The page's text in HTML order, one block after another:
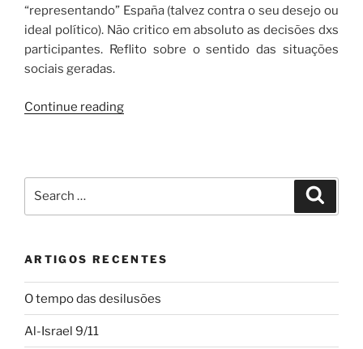
“representando” España (talvez contra o seu desejo ou
ideal político). Não critico em absoluto as decisões dxs
participantes. Reflito sobre o sentido das situações
sociais geradas.
Continue reading“Sobre
troca
e
a
pseudomercantilização
ARTIGOS RECENTES
O tempo das desilusões
Al-Israel 9/11